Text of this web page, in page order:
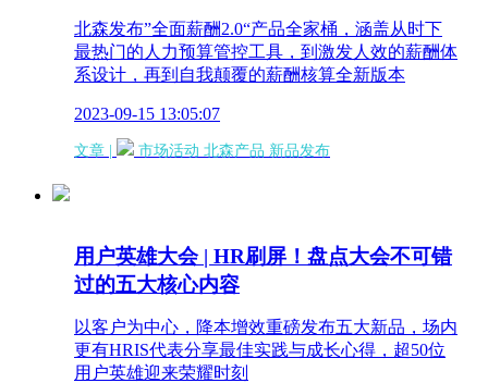
北森发布”全面薪酬2.0“产品全家桶，涵盖从时下
最热门的人力预算管控工具，到激发人效的薪酬体
系设计，再到自我颠覆的薪酬核算全新版本
2023-09-15 13:05:07
文章 | 市场活动 北森产品 新品发布
用户英雄大会 | HR刷屏！盘点大会不可错
过的五大核心内容
以客户为中心，降本增效重磅发布五大新品，场内
更有HRIS代表分享最佳实践与成长心得，超50位
用户英雄迎来荣耀时刻